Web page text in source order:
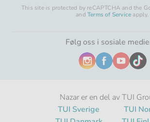
Nazar er en del av TUI
TUI Sverige
TUI
This site is protected by reCAPTCHA and the
andTerms of Service apply.
Følg oss i sosiale